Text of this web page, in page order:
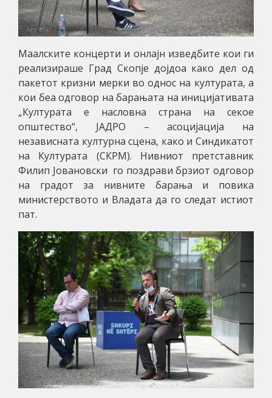
Маалските концерти и онлајн изведбите кои ги
реализираше Град Скопје дојдоа како дел од
пакетот кризни мерки во однос на културата, а
кои беа одговор на барањата на иницијативата
„Културата е насловна страна на секое
општество“, ЈАДРО – асоцијација на
независната културна сцена, како и Синдикатот
на Културата (СКРМ). Нивниот претставник
Филип Јовановски го поздрави брзиот одговор
на градот за нивните барања и повика
министерството и Владата да го следат истиот
пат.